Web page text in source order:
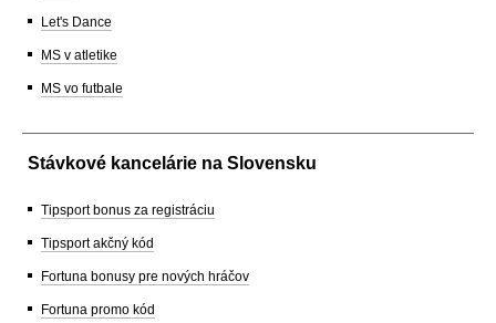
Let's Dance
MS v atletike
MS vo futbale
Stávkové kancelárie na Slovensku
Tipsport bonus za registráciu
Tipsport akčný kód
Fortuna bonusy pre nových hráčov
Fortuna promo kód